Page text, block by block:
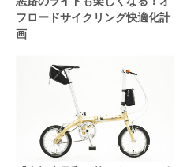
フロードサイクリング快適化計
画
2021/5/20